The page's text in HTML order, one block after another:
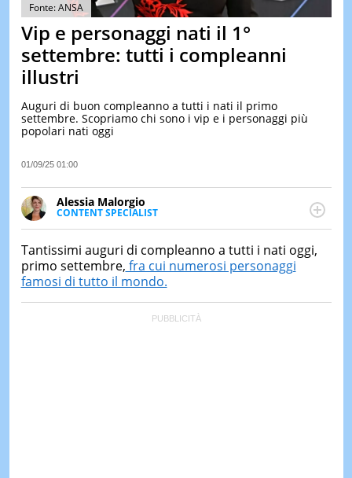
TEST
DI
IERI
Fonte: ANSA
Vip e personaggi nati il 1°
settembre: tutti i compleanni
illustri
Auguri di buon compleanno a tutti i nati il primo
settembre. Scopriamo chi sono i vip e i personaggi più
popolari nati oggi
01/09/25 01:00
Alessia Malorgio
CONTENT SPECIALIST
Ha conseguito un Master in Marketing Management
occupa della creazione di contenuti in ottica SEO e
dello sviluppo di strategie marketing attraverso
canali digitali.
Tantissimi auguri di compleanno a tutti i nati oggi,
primo settembre, fra cui numerosi personaggi
famosi di tutto il mondo.